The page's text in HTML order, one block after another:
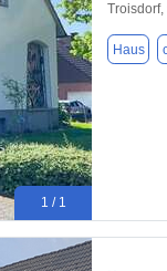
1 / 1
Haus